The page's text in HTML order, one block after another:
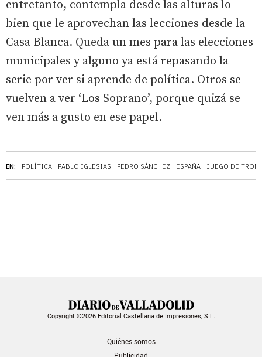
EN: POLÍTICA PABLO IGLESIAS PEDRO SÁNCHEZ ESPAÑA JUEGO DE
entretanto, contempla desde las alturas lo
bien que le aprovechan las lecciones desde la
Casa Blanca. Queda un mes para las elecciones
municipales y alguno ya está repasando la
serie por ver si aprende de política. Otros se
vuelven a ver ‘Los Soprano’, porque quizá se
ven más a gusto en ese papel.
Copyright ©2026 Editorial Castellana de Impresiones, S.L.
Quiénes somos